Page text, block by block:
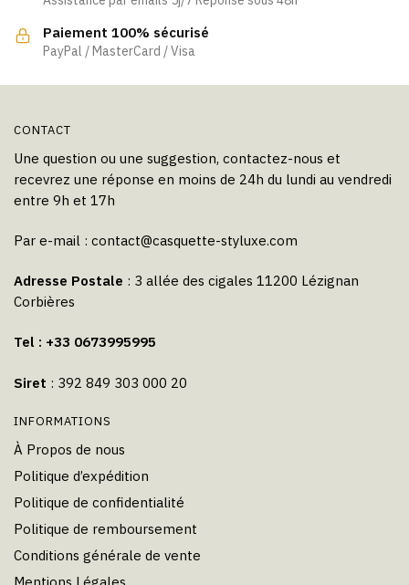
Paiement 100% sécurisé
PayPal / MasterCard / Visa
CONTACT
Une question ou une suggestion, contactez-nous et
recevrez une réponse en moins de 24h du lundi au vendredi
entre 9h et 17h
Par e-mail : contact@casquette-styluxe.com
Adresse Postale : 3 allée des cigales 11200 Lézignan
Corbières
Tel : +33 0673995995
Siret : 392 849 303 000 20
INFORMATIONS
À Propos de nous
Politique d’expédition
Politique de confidentialité
Politique de remboursement
Conditions générale de vente